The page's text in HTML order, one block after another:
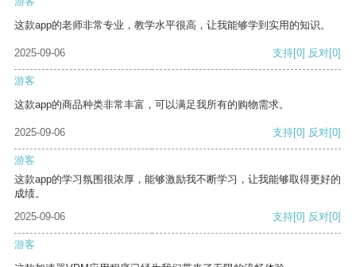
这款app的老师非常专业，教学水平很高，让我能够学到实用的知识。
2025-09-06 支持[0] 反对[0]
游客
这款app的商品种类非常丰富，可以满足我所有的购物需求。
2025-09-06 支持[0] 反对[0]
游客
这款app的学习氛围很浓厚，能够激励我不断学习，让我能够取得更好的
成绩。
2025-09-06
支持[0] 反对[0]
游客